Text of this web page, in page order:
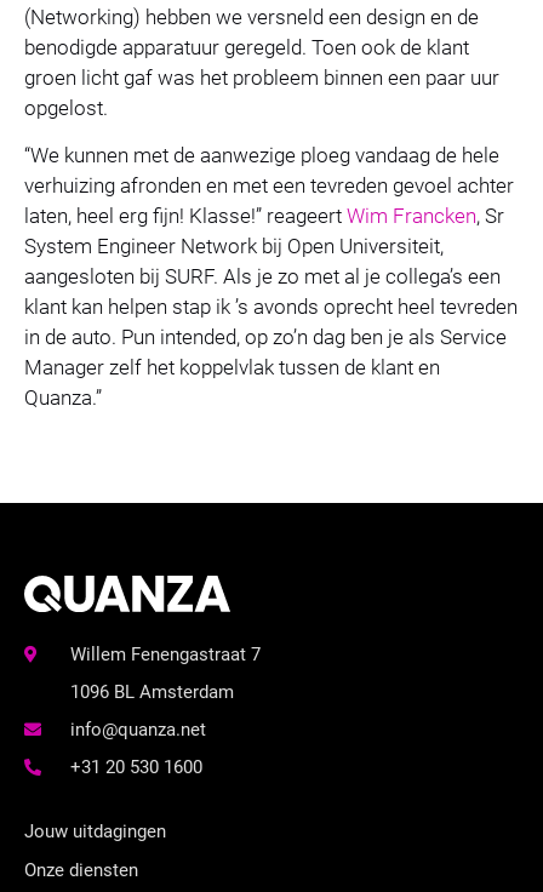
(Networking) hebben we versneld een design en de
benodigde apparatuur geregeld. Toen ook de klant
groen licht gaf was het probleem binnen een paar uur
opgelost.
“We kunnen met de aanwezige ploeg vandaag de hele
verhuizing afronden en met een tevreden gevoel achter
laten, heel erg fijn! Klasse!” reageert Wim Francken, Sr
System Engineer Network bij Open Universiteit,
aangesloten bij SURF. Als je zo met al je collega’s een
klant kan helpen stap ik ’s avonds oprecht heel tevreden
in de auto. Pun intended, op zo’n dag ben je als Service
Manager zelf het koppelvlak tussen de klant en
Quanza.”
Willem Fenengastraat 7
1096 BL Amsterdam
info@quanza.net
+31 20 530 1600
Jouw uitdagingen
Onze diensten